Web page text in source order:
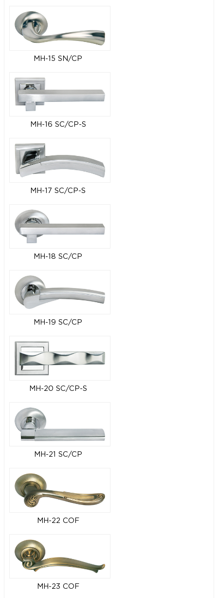
MH-15 SN/CP
MH-16 SC/CP-S
MH-17 SC/CP-S
MH-18 SC/CP
MH-19 SC/CP
MH-20 SC/CP-S
MH-21 SC/CP
MH-22 COF
MH-23 COF